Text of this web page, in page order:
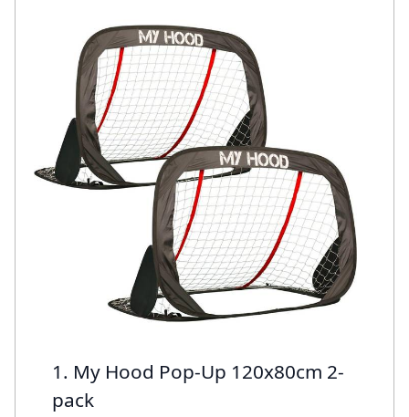
1. My Hood Pop-Up 120x80cm 2-
pack